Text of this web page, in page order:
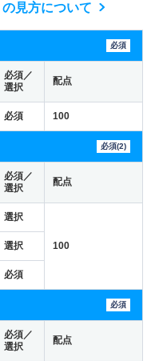
の見方について
必須
必須／
選択
配点
必須 100
必須(2)
必須／
選択
配点
選択
100
選択
必須
必須
必須／
選択
配点